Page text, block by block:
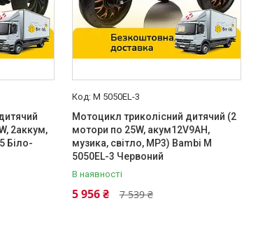
2аккум,
Біло-
M 5050EL-3
Мотоцикл триколісний дитячий (2
мотори по 25W, акум12V9AH,
музика, світло, MP3) Bambi M
5050EL-3 Червоний
В наявності
7 539 ₴
5 956 ₴